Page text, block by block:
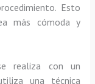
Esto
más cómoda y
realiza con un
una técnica